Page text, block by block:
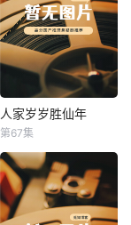
人家岁岁胜仙年
人家岁岁胜仙年
第67集